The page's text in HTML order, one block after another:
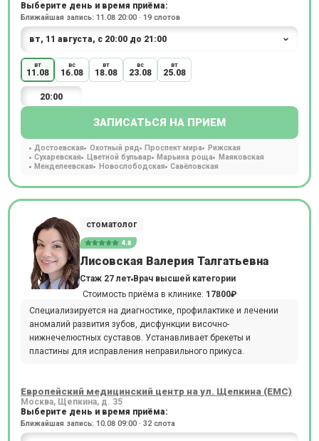
Выберите день и время приёма:
Ближайшая запись: 11.08 20:00 · 19 слотов
вт
11.08
вс
16.08
вт
18.08
вс
23.08
вт
25.08
20:00
ЗАПИСАТЬСЯ НА ПРИЕМ
Достоевская Охотный ряд Проспект мира
Рижская
Сухаревская
Цветной бульвар Марьина роща
Маяковская
Менделеевская
Новослободская Савёловская
стоматолог
4.8
Лисовская Валерия Талгатьевна
Стаж 27 лет Врач высшей категории
Стоимость приёма в клинике: 17800₽
Специализируется на диагностике, профилактике и лечении
аномалий развития зубов, дисфункции височно-
нижнечелюстных суставов. Устанавливает брекеты и
пластины для исправления неправильного прикуса.
Европейский медицинский центр на ул. Щепкина (ЕМС)
Москва, Щепкина, д. 35
Выберите день и время приёма:
Ближайшая запись: 10.08 09:00 · 32 слота